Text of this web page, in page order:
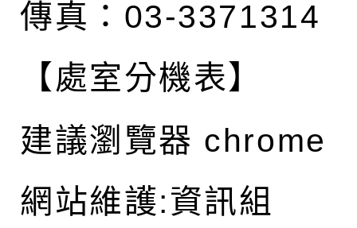
傳真：03-3371314
【處室分機表】
建議瀏覽器 chrome
網站維護:資訊組